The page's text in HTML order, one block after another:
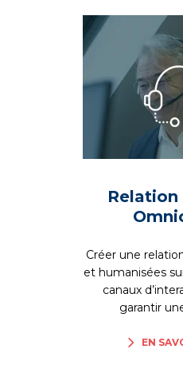
Relation
Créer une
et humanisées
canaux
garantir
EN